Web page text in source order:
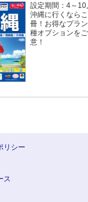
設定期間：4～
沖縄に行くなら
冊！お得なプラ
種オプションを
意！
リシー
ス